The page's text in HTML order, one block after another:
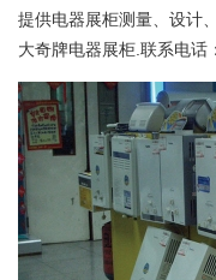
提供电器展柜测量、设计
大奇牌电器展柜 联系电话：